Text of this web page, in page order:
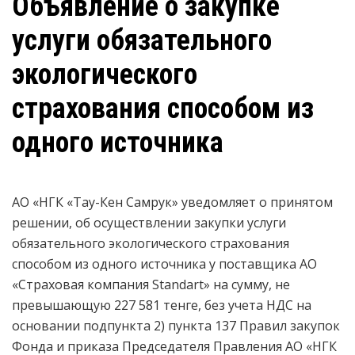
услуги обязательного
экологического
страхования способом из
одного источника
АО «НГК «Тау-Кен Самрук» уведомляет о принятом
решении, об осуществлении закупки услуги
обязательного экологического страхования
способом из одного источника у поставщика АО
«Страховая компания Standart» на сумму, не
превышающую 227 581 тенге, без учета НДС на
основании подпункта 2) пункта 137 Правил закупок
Фонда и приказа Председателя Правления АО «НГК